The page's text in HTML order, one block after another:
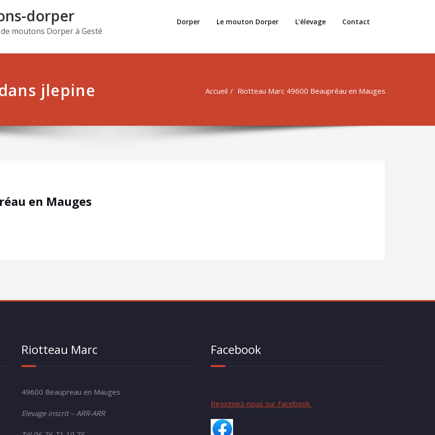
dorper
moutons Dorper à Gesté
Dorper Le mouton Dorper L’élevage Contact
jlepine Accueil Riotteau Marc 49600 Beaupréau en Mauges
en Mauges
Riotteau Marc
49600 Beaupreau en Mauges
Elevage inscrit – ARR-ARR
Facebook
Rejoignez-nous sur Facebook